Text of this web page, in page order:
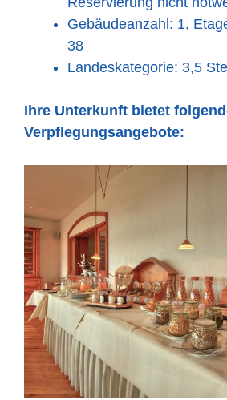
Gebäudeanzahl: 1,
38
Landeskategorie: 3,5
Ihre Unterkunft bietet
Verpflegungsangebote: